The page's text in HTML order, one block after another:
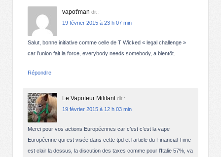
vapot'man dit :
19 février 2015 à 23 h 07 min
Salut, bonne initiative comme celle de T Wicked « legal challenge »
car l’union fait la force, everybody needs somebody, a bientôt.
Répondre
Le Vapoteur Militant dit :
19 février 2015 à 12 h 03 min
Merci pour vos actions Européennes car c’est c’est la vape
Européenne qui est visée dans cette tpd et l’article du Financial Time
est clair la dessus, la discution des taxes comme pour l’Italie 57%, va